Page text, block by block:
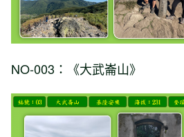
NO-003：《大武崙山》